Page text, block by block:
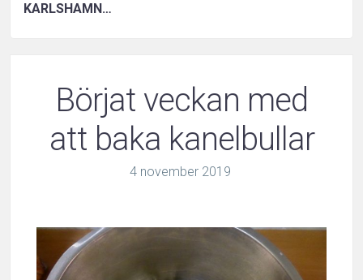
KARLSHAMN…
Börjat veckan med
att baka kanelbullar
4 november 2019